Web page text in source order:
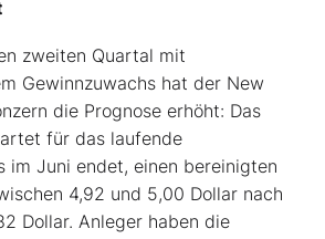
zweiten Quartal mit
Gewinnzuwachs hat der New
die Prognose erhöht: Das
für das laufende
im Juni endet, einen bereinigten
4,92 und 5,00 Dollar nach
Dollar. Anleger haben die